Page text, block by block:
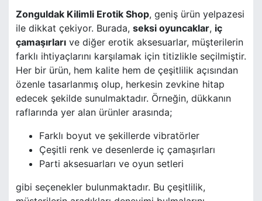
Zonguldak Kilimli Erotik Shop, geniş ürün yelpazesi
ile dikkat çekiyor. Burada, seksi oyuncaklar, iç
çamaşırları ve diğer erotik aksesuarlar, müşterilerin
farklı ihtiyaçlarını karşılamak için titizlikle seçilmiştir.
Her bir ürün, hem kalite hem de çeşitlilik açısından
özenle tasarlanmış olup, herkesin zevkine hitap
edecek şekilde sunulmaktadır. Örneğin, dükkanın
raflarında yer alan ürünler arasında;
Farklı boyut ve şekillerde vibratörler
Çeşitli renk ve desenlerde iç çamaşırları
Parti aksesuarları ve oyun setleri
gibi seçenekler bulunmaktadır. Bu çeşitlilik,